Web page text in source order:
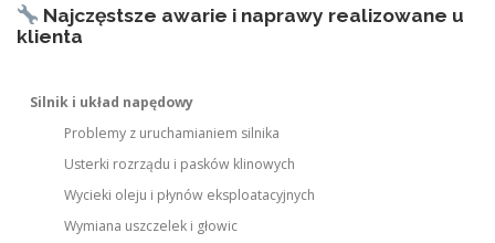
Najczęstsze awarie i naprawy realizowane u
klienta
Silnik i układ napędowy
Problemy z uruchamianiem silnika
Usterki rozrządu i pasków klinowych
Wycieki oleju i płynów eksploatacyjnych
Wymiana uszczelek i głowic